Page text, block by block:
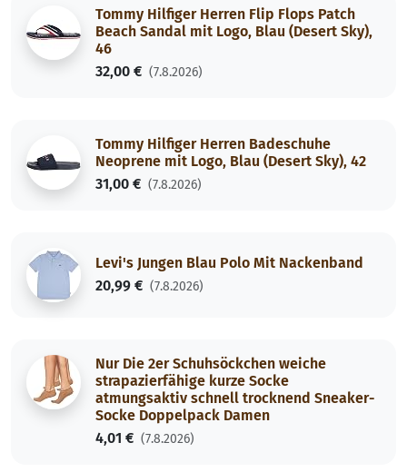
Tommy Hilfiger Herren Flip Flops Patch
Beach Sandal mit Logo, Blau (Desert Sky),
46
32,00 € (7.8.2026)
Tommy Hilfiger Herren Badeschuhe
Neoprene mit Logo, Blau (Desert Sky), 42
31,00 € (7.8.2026)
Levi's Jungen Blau Polo Mit Nackenband
20,99 € (7.8.2026)
Nur Die 2er Schuhsöckchen weiche
strapazierfähige kurze Socke
atmungsaktiv schnell trocknend Sneaker-
Socke Doppelpack Damen
4,01 € (7.8.2026)